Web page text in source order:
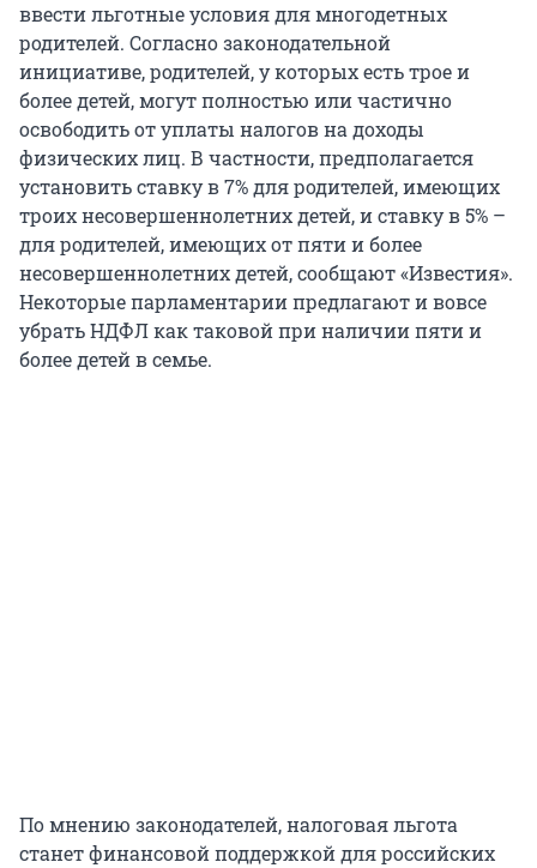
ввести льготные условия для многодетных
родителей. Согласно законодательной
инициативе, родителей, у которых есть трое и
более детей, могут полностью или частично
освободить от уплаты налогов на доходы
физических лиц. В частности, предполагается
установить ставку в 7% для родителей, имеющих
троих несовершеннолетних детей, и ставку в 5% –
для родителей, имеющих от пяти и более
несовершеннолетних детей, сообщают «Известия».
Некоторые парламентарии предлагают и вовсе
убрать НДФЛ как таковой при наличии пяти и
более детей в семье.
По мнению законодателей, налоговая льгота
станет финансовой поддержкой для российских